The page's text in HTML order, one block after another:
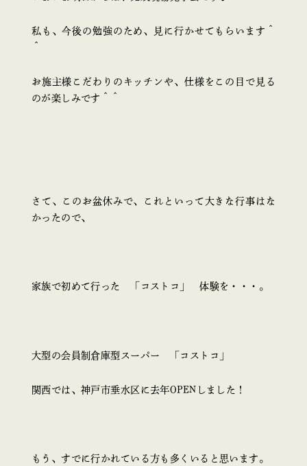
私も、今後の勉強のため、見に行かせてもらいます＾
お施主様こだわりのキッチンや、仕様をこの目で見る
のが楽しみです＾＾
さて、このお盆休みで、これといって大きな行事はな
かったので、
家族で初めて行った 「コストコ」 体験を・・・。
大型の会員制倉庫型スーパー 「コストコ」
関西では、神戸市垂水区に去年OPENしました！
もう、すでに行かれている方も多くいると思います。